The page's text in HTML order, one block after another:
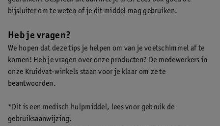
bijsluiter om te weten of je dit middel mag gebruiken.
Heb je vragen?
We hopen dat deze tips je helpen om van je voetschimmel af te
komen! Heb je vragen over onze producten? De medewerkers in
onze Kruidvat-winkels staan voor je klaar om ze te
beantwoorden.
*Dit is een medisch hulpmiddel, lees voor gebruik de
gebruiksaanwijzing.